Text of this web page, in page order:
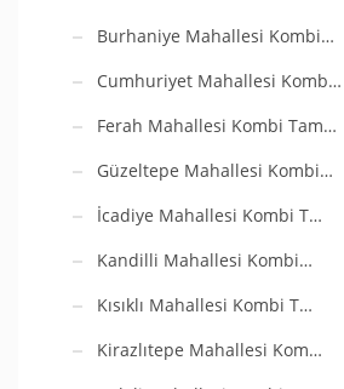
Burhaniye Mahallesi Kombi…
Cumhuriyet Mahallesi Komb…
Ferah Mahallesi Kombi Tam…
Güzeltepe Mahallesi Kombi…
İcadiye Mahallesi Kombi T…
Kandilli Mahallesi Kombi…
Kısıklı Mahallesi Kombi T…
Kirazlıtepe Mahallesi Kom…